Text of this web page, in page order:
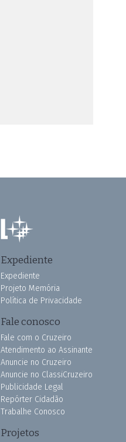
Expediente
Expediente
Projeto Memória
Política de Privacidade
Fale conosco
Fale com o Cruzeiro
Atendimento ao Assinante
Anuncie no Cruzeiro
Anuncie no ClassiCruzeiro
Publicidade Legal
Repórter Cidadão
Trabalhe Conosco
Projetos